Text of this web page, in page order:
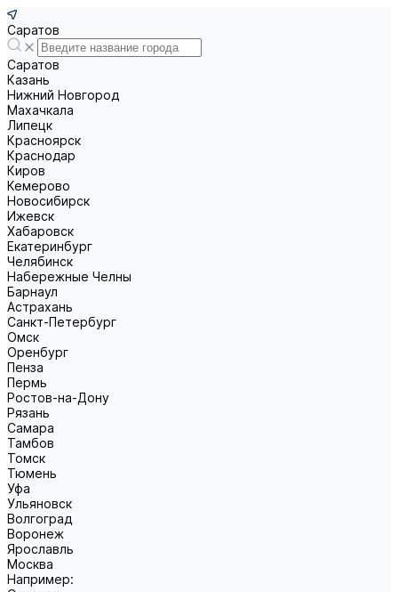
Саратов
Саратов
Казань
Нижний Новгород
Махачкала
Липецк
Красноярск
Краснодар
Киров
Кемерово
Новосибирск
Ижевск
Хабаровск
Екатеринбург
Челябинск
Набережные Челны
Барнаул
Астрахань
Санкт-Петербург
Омск
Оренбург
Пенза
Пермь
Ростов-на-Дону
Рязань
Самара
Тамбов
Томск
Тюмень
Уфа
Ульяновск
Волгоград
Воронеж
Ярославль
Москва
Например: